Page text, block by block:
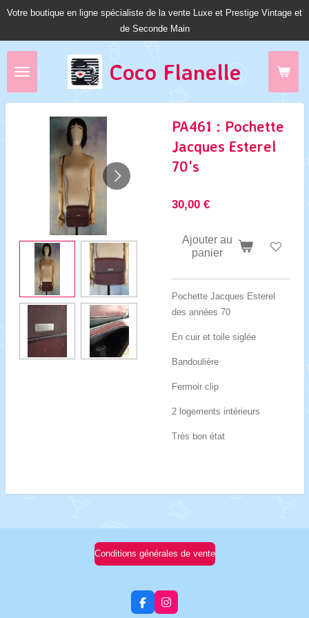
Passer
Coco Flanelle
Votre boutique en ligne spécialiste de la vente Luxe et Prestige Vintage et
de Seconde Main
PA461 : Pochette
Jacques Esterel
70's
30,00 €
Ajouter au
panier
Pochette Jacques Esterel
des années 70
En cuir et toile siglée
Bandoulière
Fermoir clip
2 logements intérieurs
Très bon état
Conditions générales de vente
F
I